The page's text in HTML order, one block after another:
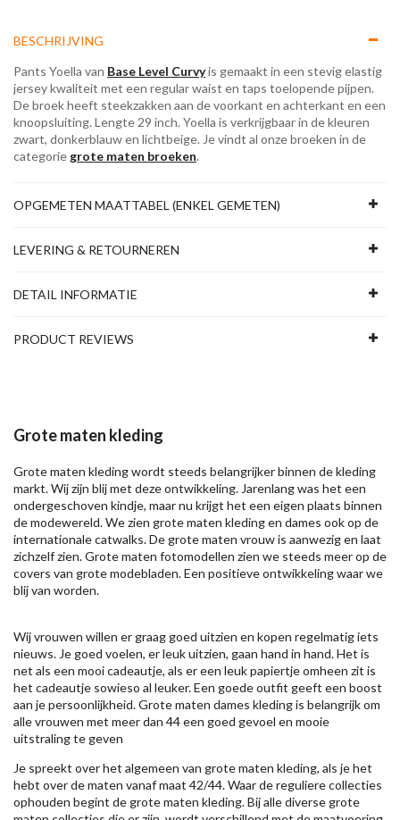
BESCHRIJVING
Pants Yoella van Base Level Curvyis gemaakt in een stevig elastig
jersey kwaliteit met een regular waist en taps toelopende pijpen.
De broek heeft steekzakken aan de voorkant en achterkant en een
knoopsluiting. Lengte 29 inch. Yoella is verkrijgbaar in de kleuren
zwart, donkerblauw en lichtbeige. Je vindt al onze broeken in de
categorie grote maten broeken.
OPGEMETEN MAATTABEL (ENKEL GEMETEN)
LEVERING & RETOURNEREN
DETAIL INFORMATIE
PRODUCT REVIEWS
Grote maten kleding
Grote maten kleding wordt steeds belangrijker binnen de kleding
markt. Wij zijn blij met deze ontwikkeling. Jarenlang was het een
ondergeschoven kindje, maar nu krijgt het een eigen plaats binnen
de modewereld. We zien grote maten kleding en dames ook op de
internationale catwalks. De grote maten vrouw is aanwezig en laat
zichzelf zien. Grote maten fotomodellen zien we steeds meer op de
covers van grote modebladen. Een positieve ontwikkeling waar we
blij van worden.
Wij vrouwen willen er graag goed uitzien en kopen regelmatig iets
nieuws. Je goed voelen, er leuk uitzien, gaan hand in hand. Het is
net als een mooi cadeautje, als er een leuk papiertje omheen zit is
het cadeautje sowieso al leuker. Een goede outfit geeft een boost
aan je persoonlijkheid. Grote maten dames kleding is belangrijk om
alle vrouwen met meer dan 44 een goed gevoel en mooie
uitstraling te geven
Je spreekt over het algemeen van grote maten kleding, als je het
hebt over de maten vanaf maat 42/44. Waar de reguliere collecties
ophouden begint de grote maten kleding. Bij alle diverse grote